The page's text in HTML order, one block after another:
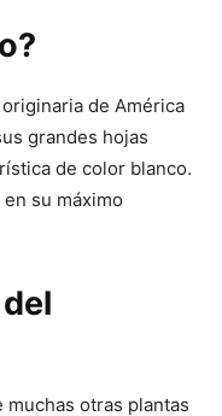
de América
grandes hojas
de color blanco.
su máximo
otras plantas